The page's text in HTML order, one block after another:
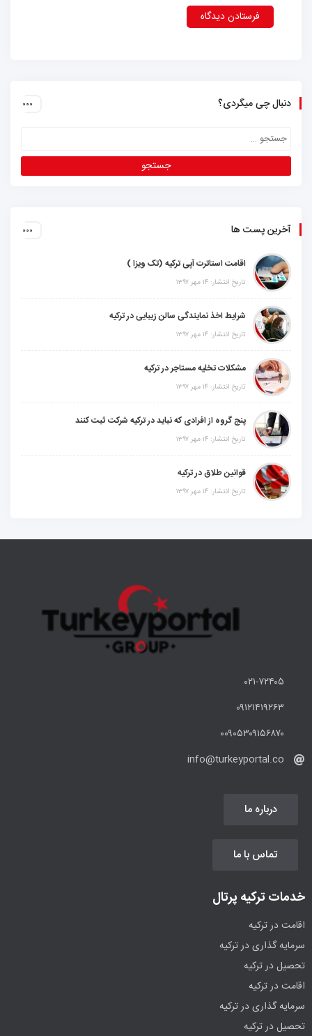
دنبال چی میگردی؟
آخرین پست ها
اقامت استاترت آپی ترکیه (تک ویزا )
تاریخ انتشار: ۱۴ مهر ۱۳۹۷
شرایط اخذ نمایندگی سالن زیبایی در ترکیه
تاریخ انتشار: ۱۴ مهر ۱۳۹۷
مشکلات تخلیه مستاجر در ترکیه
تاریخ انتشار: ۱۴ مهر ۱۳۹۷
پنج گروه از افرادی که نباید در ترکیه شرکت ثبت کنند
تاریخ انتشار: ۱۴ مهر ۱۳۹۷
قوانین طلاق در ترکیه
تاریخ انتشار: ۱۴ مهر ۱۳۹۷
۰۲۱-۷۲۴۰۵
۰۹۱۲۱۴۱۹۲۶۳
۰۰۹۰۵۳۰۹۱۵۶۸۷۰
info@turkeyportal.co
درباره ما
تماس با ما
خدمات ترکیه پرتال
اقامت در ترکیه
سرمایه گذاری در ترکیه
تحصیل در ترکیه
اقامت در ترکیه
سرمایه گذاری در ترکیه
تحصیل در ترکیه